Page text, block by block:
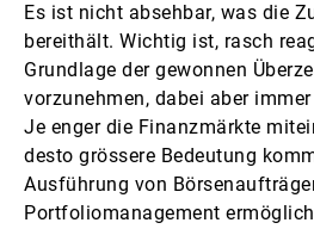
Es ist nicht absehbar, was die
bereithält. Wichtig ist, rasch
Grundlage der gewonnen
vorzunehmen, dabei aber
Je enger die Finanzmärkte
desto grössere Bedeutung
Ausführung von
Portfoliomanagement